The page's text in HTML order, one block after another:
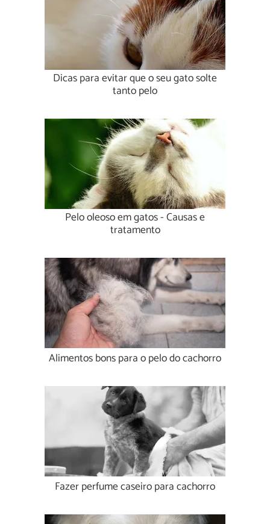
Dicas para evitar que o seu gato solte
tanto pelo
Pelo oleoso em gatos - Causas e
tratamento
Alimentos bons para o pelo do cachorro
Fazer perfume caseiro para cachorro